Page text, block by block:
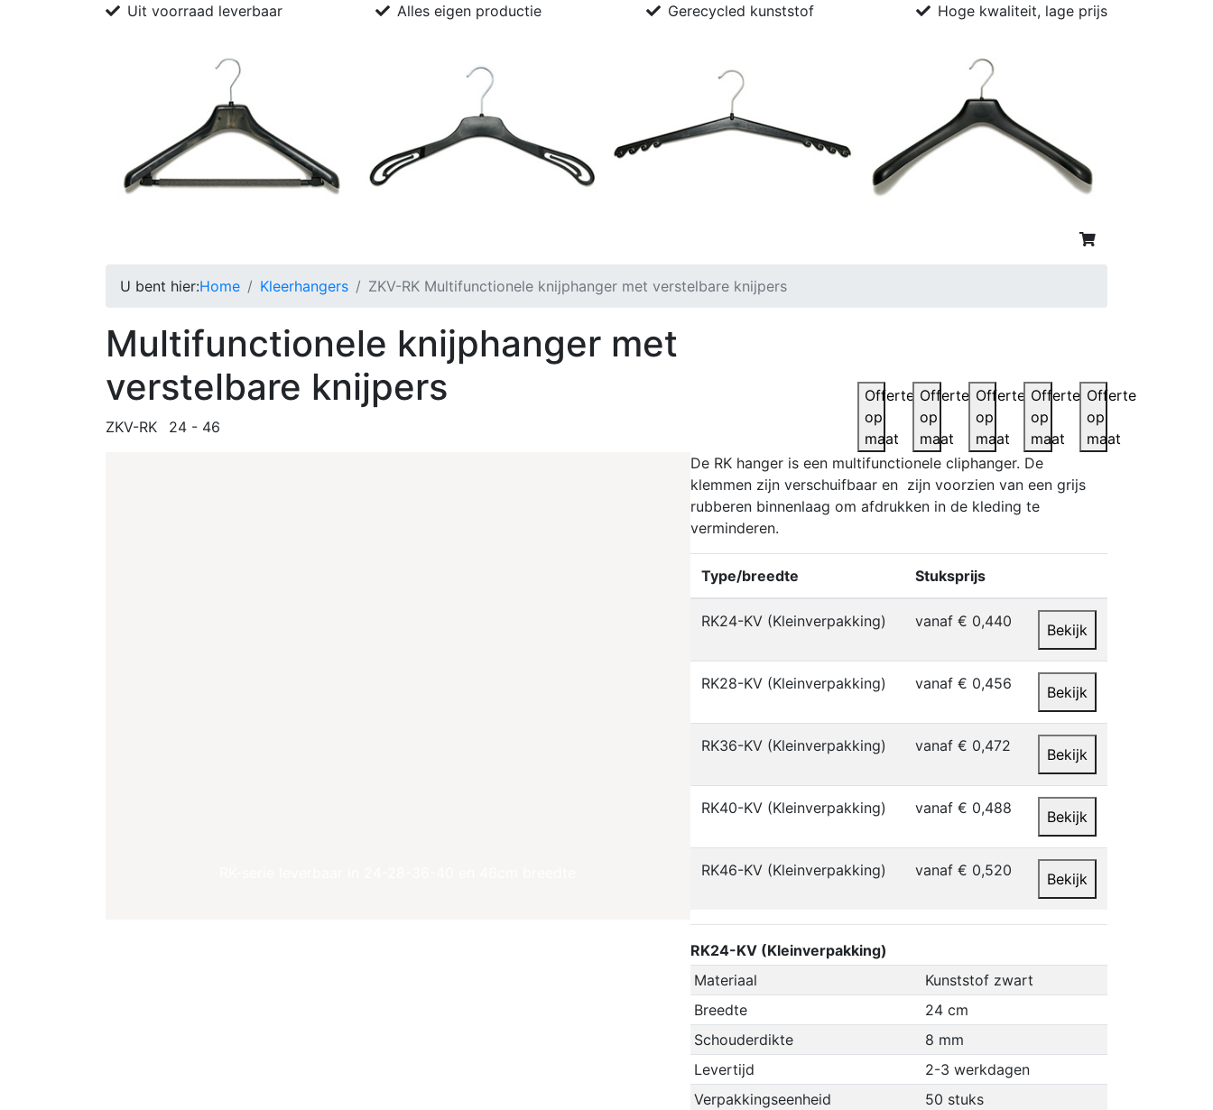
Uit voorraad leverbaar Alles eigen productie Gerecycled kunststof Hoge kwaliteit, lage prijs
U bent hier:Home Kleerhangers ZKV-RK Multifunctionele knijphanger met verstelbare knijpers
Multifunctionele knijphanger met
verstelbare knijpers
ZKV-RK 24 - 46
Offerte
op
maat
Offerte
op
maat
Offerte
op
maat
Offerte
op
maat
Offerte
op
maat
De RK hanger is een multifunctionele cliphanger. De
klemmen zijn verschuifbaar en zijn voorzien van een grijs
rubberen binnenlaag om afdrukken in de kleding te
verminderen.
Type/breedte Stuksprijs
RK24-KV (Kleinverpakking) vanaf € 0,440 Bekijk
RK28-KV (Kleinverpakking) vanaf € 0,456 Bekijk
RK36-KV (Kleinverpakking) vanaf € 0,472 Bekijk
RK40-KV (Kleinverpakking) vanaf € 0,488 Bekijk
RK46-KV (Kleinverpakking) vanaf € 0,520 Bekijk
RK24-KV (Kleinverpakking)
Materiaal
Kunststof zwart
Breedte
24 cm
Schouderdikte
8 mm
Levertijd
2-3 werkdagen
Verpakkingseenheid
50 stuks